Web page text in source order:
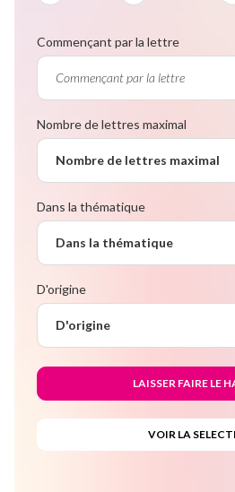
Commençant par la lettre
Nombre de lettres maximal
Nombre de lettres maximal
Dans la thématique
Dans la thématique
D'origine
D'origine